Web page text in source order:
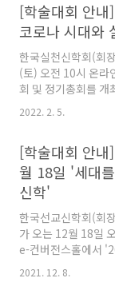
논문을 발표할 예정
[학술대회 안
코로나 시대와
한국실천신학회(회
(토) 오전 10시 온
회 및 정기총회를 개
제'라는 주제로 진행
논문이 발표될 예정
코로나 시대, 상호
박사(정화예대/공
Black 상황 속에서
거리 좁히기’로 / 고
의 설교학적 의미 /
합적 실천으로서의
2022. 2. 5.
[학술대회 안
월 18일 '세대
신학'
한국선교신학회(회
가 오는 12월 18일
e-컨버전스홀에서
회'를 개최한다. '세
학'이라는 주제로 신
2021. 12. 8.